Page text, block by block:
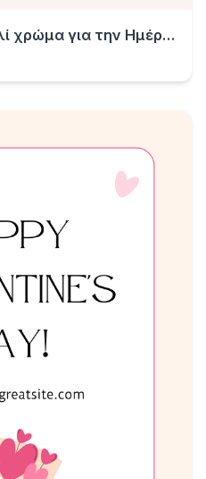
Κάρτα σε τριανταφυλλί χρώμα για την Ημέρα του Αγίου Βαλεντίνου